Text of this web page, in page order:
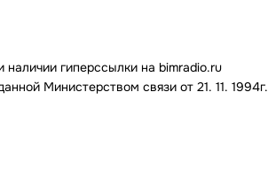
наличии гиперссылки на bimradio.ru
Министерством связи от 21. 11. 1994г.